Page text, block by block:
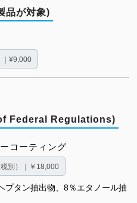
品が対象)
｜¥9,000
Federal Regulations)
コーティング
税別）｜￥18,000
プタン抽出物、8％エタノール抽